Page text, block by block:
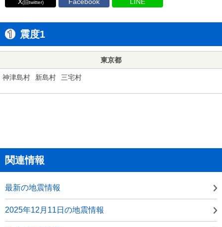
X(旧twitter) Facebook LINE
震度1
東京都
神津島村 新島村 三宅村
関連情報
最新の地震情報
2025年12月11日の地震情報